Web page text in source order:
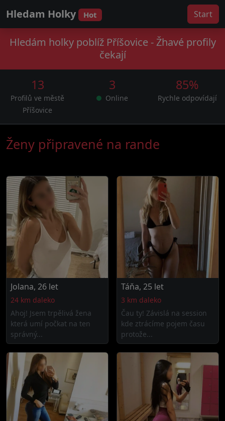
Hledam Holky Hot Start
Hledám holky poblíž Příšovice - Žhavé profily
čekají
13
Profilů ve městě
Příšovice
3
Online
85%
Rychle odpovídají
Ženy připravené na rande
Jolana, 26 let
24 km daleko
Ahoj! Jsem trpělivá žena
která umí počkat na ten
správný...
Táňa, 25 let
3 km daleko
Čau ty! Závislá na session
kde ztrácíme pojem času
protože...